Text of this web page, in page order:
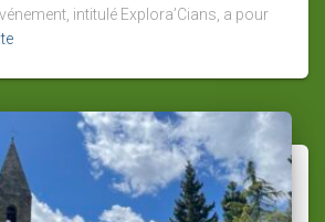
intitulé Explora’Cians, a pour